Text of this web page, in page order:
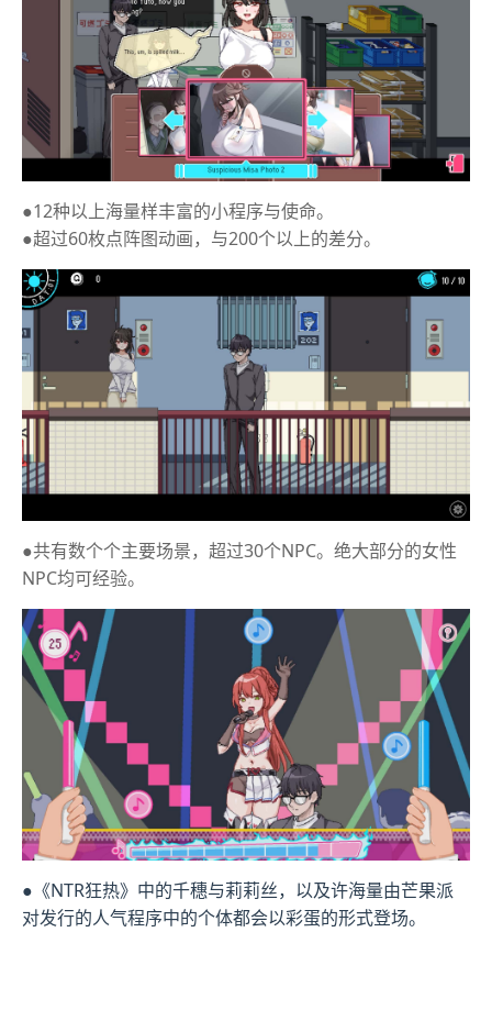
●12种以上海量样丰富的小程序与使命。
●超过60枚点阵图动画，与200个以上的差分。
●共有数个个主要场景，超过30个NPC。绝大部分的女性
NPC均可经验。
●《NTR狂热》中的千穗与莉莉丝，以及许海量由芒果派
对发行的人气程序中的个体都会以彩蛋的形式登场。